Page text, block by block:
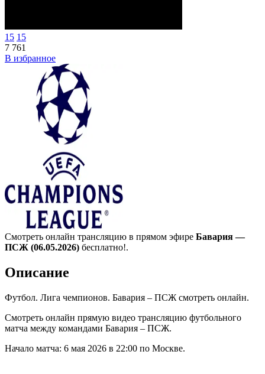
15 15
7 761
В избранное
Смотреть онлайн трансляцию в прямом эфире Бавария —
ПСЖ (06.05.2026) бесплатно!.
Описание
Футбол. Лига чемпионов. Бавария – ПСЖ смотреть онлайн.
Смотреть онлайн прямую видео трансляцию футбольного
матча между командами Бавария – ПСЖ.
Начало матча: 6 мая 2026 в 22:00 по Москве.